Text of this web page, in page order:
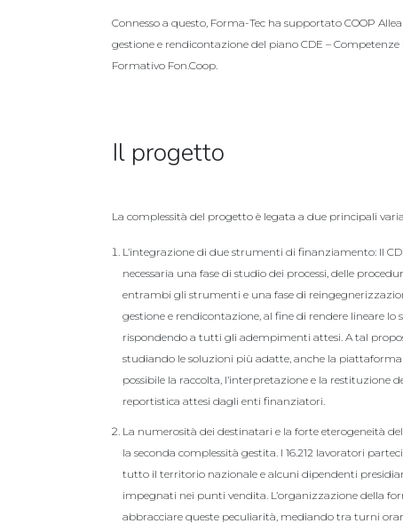
Connesso a questo, Forma-Tec ha supportato COOP
gestione e rendicontazione del piano CDE – Competenze
Formativo Fon.Coop.
Il progetto
La complessità del progetto è legata a due principali
L’integrazione di due strumenti di finanziamento: Il
necessaria una fase di studio dei processi, delle
entrambi gli strumenti e una fase di
gestione e rendicontazione, al fine di rendere lineare lo
rispondendo a tutti gli adempimenti attesi. A tal
studiando le soluzioni più adatte, anche la piattaforma
possibile la raccolta, l’interpretazione e la restituzione
reportistica attesi dagli enti finanziatori.
La numerosità dei destinatari e la forte eterogeneità
la seconda complessità gestita. I 16.212 lavoratori
tutto il territorio nazionale e alcuni dipendenti
impegnati nei punti vendita. L’organizzazione della
abbracciare queste peculiarità, mediando tra turni